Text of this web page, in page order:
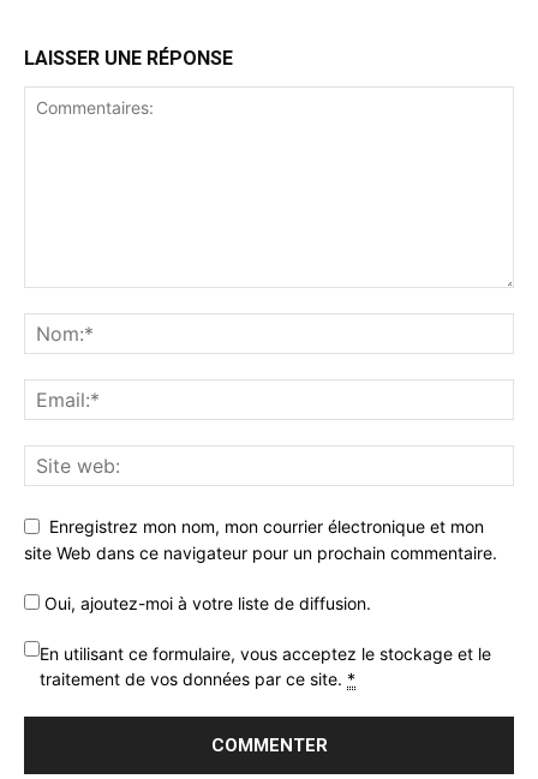
LAISSER UNE RÉPONSE
Enregistrez mon nom, mon courrier électronique et mon
site Web dans ce navigateur pour un prochain commentaire.
Oui, ajoutez-moi à votre liste de diffusion.
En utilisant ce formulaire, vous acceptez le stockage et le
traitement de vos données par ce site. *